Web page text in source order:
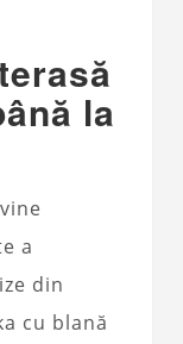
la
a
din
cu blană